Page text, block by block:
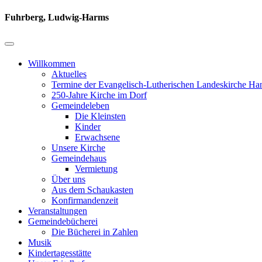
Fuhrberg, Ludwig-Harms
Willkommen
Aktuelles
Termine der Evangelisch-Lutherischen Landeskirche
250-Jahre Kirche im Dorf
Gemeindeleben
Die Kleinsten
Kinder
Erwachsene
Unsere Kirche
Gemeindehaus
Vermietung
Über uns
Aus dem Schaukasten
Konfirmandenzeit
Veranstaltungen
Gemeindebücherei
Die Bücherei in Zahlen
Musik
Kindertagesstätte